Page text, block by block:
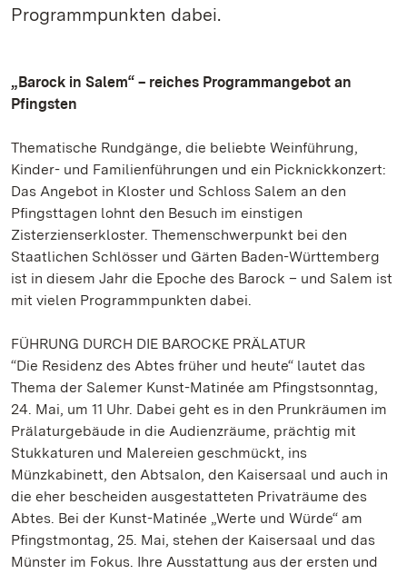
Programmpunkten dabei.
„Barock in Salem“ – reiches Programmangebot an
Pfingsten
Thematische Rundgänge, die beliebte Weinführung,
Kinder- und Familienführungen und ein Picknickkonzert:
Das Angebot in Kloster und Schloss Salem an den
Pfingsttagen lohnt den Besuch im einstigen
Zisterzienserkloster. Themenschwerpunkt bei den
Staatlichen Schlösser und Gärten Baden-Württemberg
ist in diesem Jahr die Epoche des Barock – und Salem ist
mit vielen Programmpunkten dabei.
FÜHRUNG DURCH DIE BAROCKE PRÄLATUR
“Die Residenz des Abtes früher und heute“ lautet das
Thema der Salemer Kunst-Matinée am Pfingstsonntag,
24. Mai, um 11 Uhr. Dabei geht es in den Prunkräumen im
Prälaturgebäude in die Audienzräume, prächtig mit
Stukkaturen und Malereien geschmückt, ins
Münzkabinett, den Abtsalon, den Kaisersaal und auch in
die eher bescheiden ausgestatteten Privaträume des
Abtes. Bei der Kunst-Matinée „Werte und Würde“ am
Pfingstmontag, 25. Mai, stehen der Kaisersaal und das
Münster im Fokus. Ihre Ausstattung aus der ersten und